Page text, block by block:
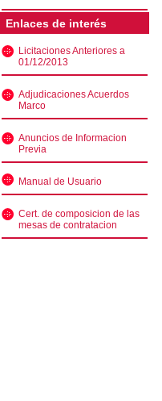
Enlaces de interés
Licitaciones Anteriores a
01/12/2013
Adjudicaciones Acuerdos
Marco
Anuncios de Informacion
Previa
Manual de Usuario
Cert. de composicion de las
mesas de contratacion